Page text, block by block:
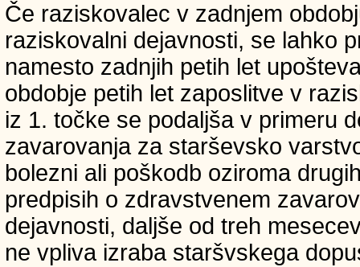
Če raziskovalec v zadnjem
raziskovalni dejavnosti, se lahko
namesto zadnjih petih let
obdobje petih let zaposlitve v
iz 1. točke se podaljša v primeru
zavarovanja za starševsko
bolezni ali poškodb oziroma
predpisih o zdravstvenem
dejavnosti, daljše od treh
ne vpliva izraba staršvskega